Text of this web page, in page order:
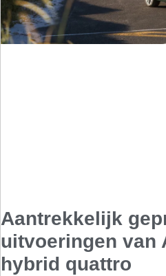
Aantrekkelijk
uitvoeringen van
hybrid quattro